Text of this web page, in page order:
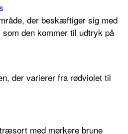
der beskæftiger sig med
den kommer til udtryk på
der varierer fra rødviolet til
med mørkere brune